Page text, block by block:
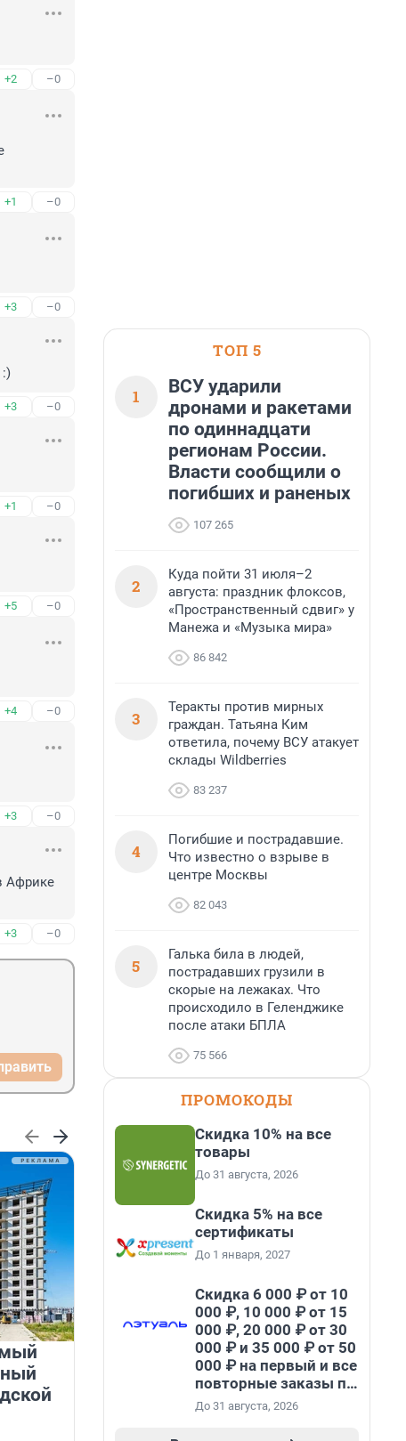
+2 –0
+1 –0
+3 –0
+3 –0
+1 –0
+5 –0
+4 –0
+3 –0
Африке
+3 –0
«Лучший проект КРТ»
Ленобласти — микрорайон
«Город Звёзд»
ТОП 5
1
ВСУ ударили
дронами и ракетами
по одиннадцати
регионам России.
Власти сообщили о
погибших и раненых
107 265
2
Куда пойти 31 июля–2
августа: праздник флоксов,
«Пространственный сдвиг» у
Манежа и «Музыка мира»
86 842
3
Теракты против мирных
граждан. Татьяна Ким
ответила, почему ВСУ атакует
склады Wildberries
83 237
4
Погибшие и пострадавшие.
Что известно о взрыве в
центре Москвы
82 043
5
Галька била в людей,
пострадавших грузили в
скорые на лежаках. Что
происходило в Геленджике
после атаки БПЛА
75 566
ПРОМОКОДЫ
Скидка 10% на все
товары
До 31 августа, 2026
Скидка 5% на все
сертификаты
До 1 января, 2027
Скидка 6 000 ₽ от 10
000 ₽, 10 000 ₽ от 15
000 ₽, 20 000 ₽ от 30
000 ₽ и 35 000 ₽ от 50
000 ₽ на первый и все
повторные заказы по
промокоду НАБЕРИ
До 31 августа, 2026